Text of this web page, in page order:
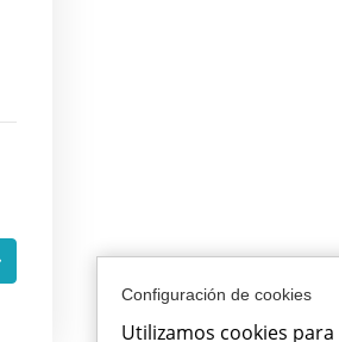
Configuración de cookies
Utilizamos cookies